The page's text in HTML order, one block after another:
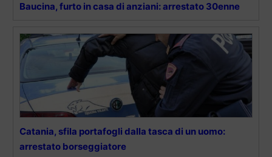
Baucina, furto in casa di anziani: arrestato 30enne
Catania, sfila portafogli dalla tasca di un uomo:
arrestato borseggiatore